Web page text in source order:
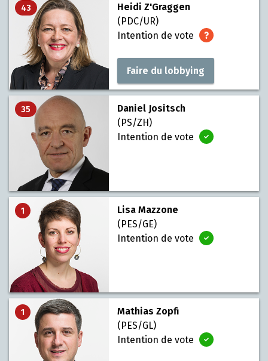
43
Heidi Z'Graggen
(PDC/UR)
Intention de vote
Faire du lobbying
35
Daniel Jositsch
(PS/ZH)
Intention de vote
Faire du
lobbying
1
Lisa Mazzone
(PES/GE)
Intention de vote
Faire du
lobbying
1
Mathias Zopfi
(PES/GL)
Intention de vote